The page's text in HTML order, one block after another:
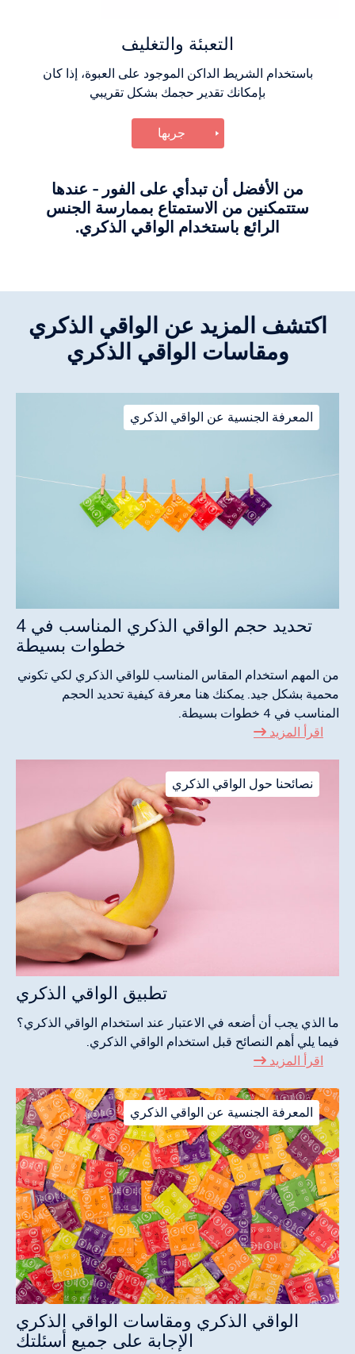
التعبئة والتغليف
باستخدام الشريط الداكن الموجود على العبوة، إذا كان
بإمكانك تقدير حجمك بشكل تقريبي
جربها
من الأفضل أن تبدأي على الفور - عندها
ستتمكنين من الاستمتاع بممارسة الجنس
الرائع باستخدام الواقي الذكري.
اكتشف المزيد عن الواقي الذكري
ومقاسات الواقي الذكري
المعرفة الجنسية عن الواقي الذكري
تحديد حجم الواقي الذكري المناسب في 4
خطوات بسيطة
من المهم استخدام المقاس المناسب للواقي الذكري لكي تكوني
محمية بشكل جيد. يمكنك هنا معرفة كيفية تحديد الحجم
المناسب في 4 خطوات بسيطة.
اقرأ المزيد
نصائحنا حول الواقي الذكري
تطبيق الواقي الذكري
ما الذي يجب أن أضعه في الاعتبار عند استخدام الواقي الذكري؟
فيما يلي أهم النصائح قبل استخدام الواقي الذكري.
اقرأ المزيد
المعرفة الجنسية عن الواقي الذكري
الواقي الذكري ومقاسات الواقي الذكري
الإجابة على جميع أسئلتك